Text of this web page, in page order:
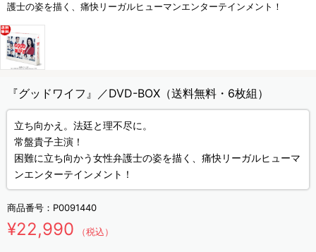
護士の姿を描く、痛快リーガルヒューマンエンターテインメント！
『グッドワイフ』／DVD-BOX（送料無料・6枚組）
立ち向かえ。法廷と理不尽に。
常盤貴子主演！
困難に立ち向かう女性弁護士の姿を描く、痛快リーガルヒューマ
ンエンターテインメント！
商品番号： P0091440
¥22,990 （税込）